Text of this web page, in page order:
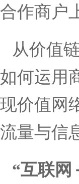
合作商户
从价值
如何运用
现价值网
流量与信
“互联网